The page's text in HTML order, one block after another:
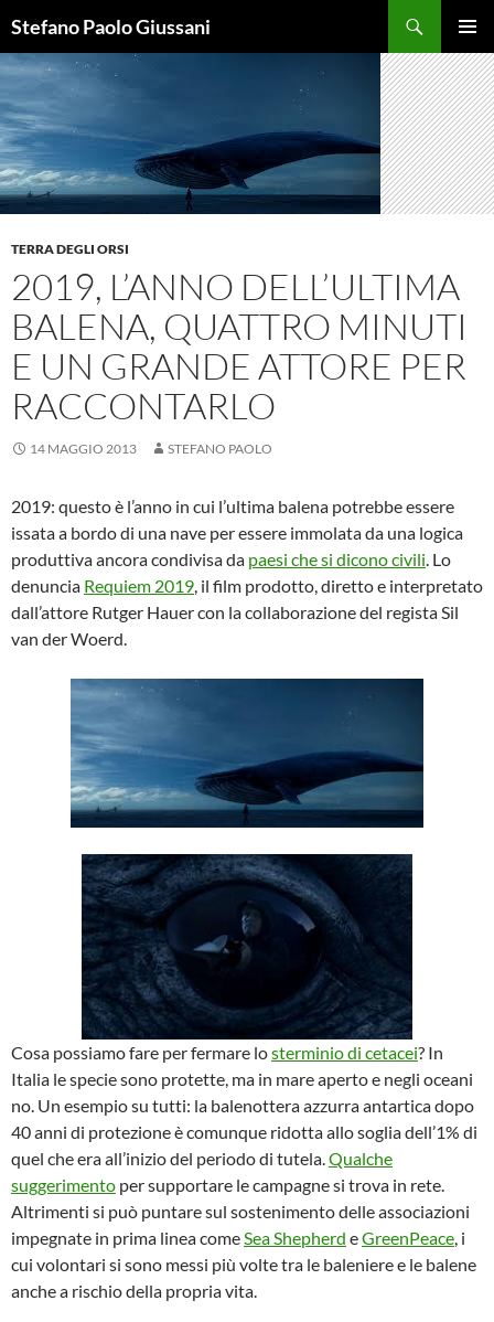
al
contenuto
Stefano Paolo Giussani
MENU
TERRA DEGLI ORSI
2019, L’ANNO DELL’ULTIMA
BALENA, QUATTRO MINUTI
E UN GRANDE ATTORE PER
RACCONTARLO
14 MAGGIO 2013 STEFANO PAOLO
2019: questo è l’anno in cui l’ultima balena potrebbe essere
issata a bordo di una nave per essere immolata da una logica
produttiva ancora condivisa da paesi che si dicono civili. Lo
denuncia Requiem 2019, il film prodotto, diretto e interpretato
dall’attore Rutger Hauer con la collaborazione del regista Sil
van der Woerd.
Cosa possiamo fare per fermare losterminio di cetacei? In
Italia le specie sono protette, ma in mare aperto e negli oceani
no. Un esempio su tutti: la balenottera azzurra antartica dopo
40 anni di protezione è comunque ridotta allo soglia dell’1% di
quel che era all’inizio del periodo di tutela.Qualche
suggerimento per supportare le campagne si trova in rete.
Altrimenti si può puntare sul sostenimento delle associazioni
impegnate in prima linea comeSea Shepherd eGreenPeace, i
cui volontari si sono messi più volte tra le baleniere e le balene
anche a rischio della propria vita.